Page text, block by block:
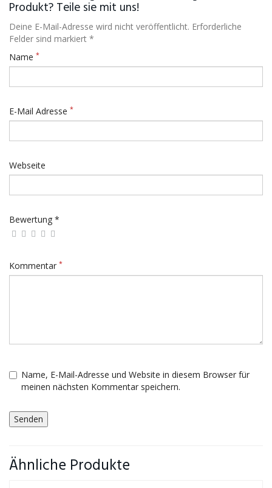
Produkt? Teile sie mit uns!
Deine E-Mail-Adresse wird nicht veröffentlicht. Erforderliche
Felder sind markiert *
Name *
E-Mail Adresse *
Webseite
Bewertung *
Kommentar *
Name, E-Mail-Adresse und Website in diesem Browser für
meinen nächsten Kommentar speichern.
Ähnliche Produkte